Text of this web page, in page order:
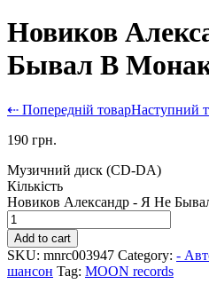
Новиков
Бывал В
⇠ Попередній товарНаступний
190 грн.
Музичний диск (CD-DA)
Кількість
Новиков Александр - Я Не
Add to cart
SKU: mnrc003947 Category: -
шансон Tag: MOON records